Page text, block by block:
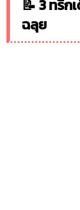
📝 3 ทริก
ฉลุย